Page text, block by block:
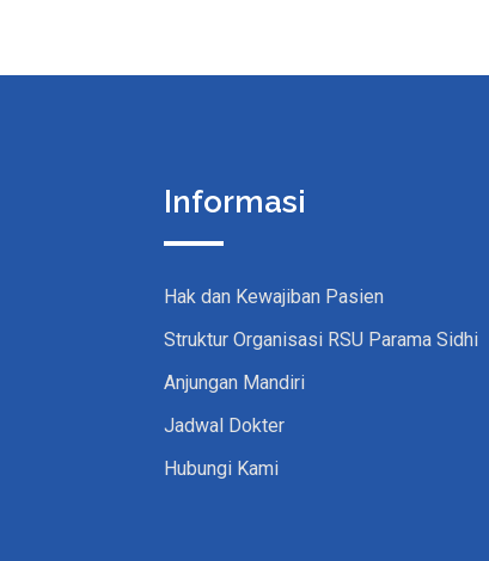
Informasi
Hak dan Kewajiban Pasien
Struktur Organisasi RSU Parama Sidhi
Anjungan Mandiri
Jadwal Dokter
Hubungi Kami